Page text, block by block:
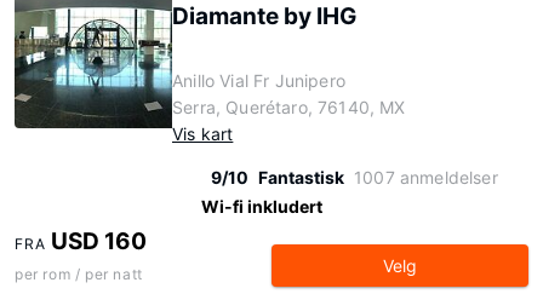
Diamante by IHG
Anillo Vial Fr Junipero
Serra, Querétaro, 76140, MX
Vis kart
9/10 Fantastisk 1007 anmeldelser
Wi-fi inkludert
FRA USD 160
per rom / per natt Velg